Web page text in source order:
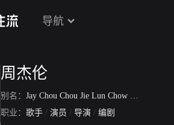
导航
周杰伦
别名： Jay Chou Chou Jie Lun Chow Chieh-lun
职业： 歌手 / 演员 / 导演 / 编剧